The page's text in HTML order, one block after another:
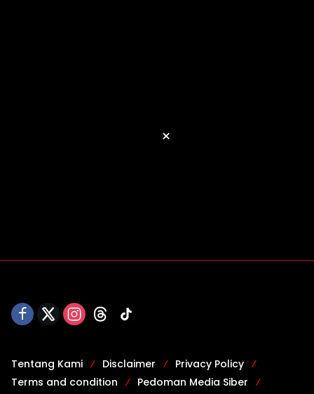
Tentang Kami Disclaimer
Privacy Policy
Terms and condition
Pedoman Media Siber
×